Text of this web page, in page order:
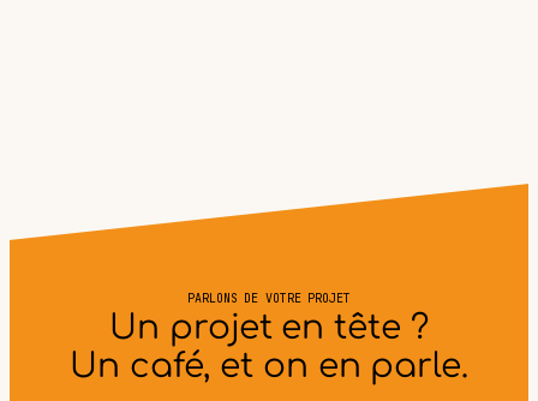
PARLONS DE VOTRE PROJET
Un projet en tête ?
Un café, et on en parle.